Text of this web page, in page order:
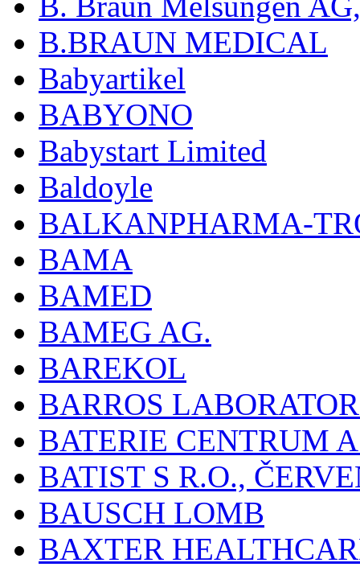
B.BRAUN MEDICAL
Babyartikel
BABYONO
Babystart Limited
Baldoyle
BALKANPHARMA-
BAMA
BAMED
BAMEG AG.
BAREKOL
BARROS
BATERIE CENTRUM
BATIST S R.O.,
BAUSCH LOMB
BAXTER